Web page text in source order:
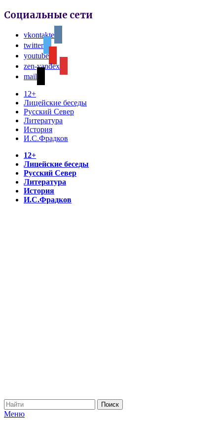
Социальные сети
vkontakte
twitter
youtube
zen-yandex
mail
12+
Лицейские беседы
Русский Север
Литература
История
И.С.Фрадков
12+
Лицейские беседы
Русский Север
Литература
История
И.С.Фрадков
Меню